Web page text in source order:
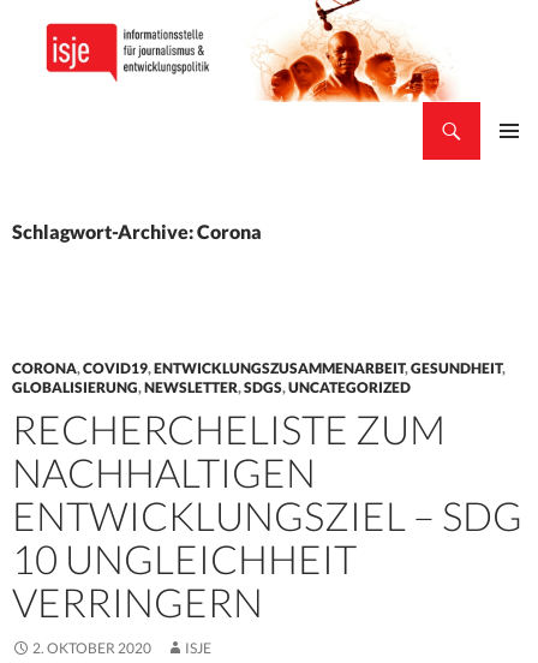
Schlagwort-Archive: Corona
CORONA,COVID19,ENTWICKLUNGSZUSAMMENARBEIT,GESUNDHEIT,
GLOBALISIERUNG,NEWSLETTER,SDGS,UNCATEGORIZED
RECHERCHELISTE ZUM
NACHHALTIGEN
ENTWICKLUNGSZIEL – SDG
10 UNGLEICHHEIT
VERRINGERN
2. OKTOBER 2020 ISJE